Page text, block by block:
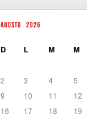
AGOSTO 2026
D L M M
2
3 4 5
9
10 11 12
16
17 18 19